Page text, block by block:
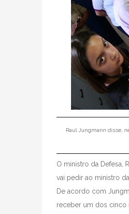
Raul Jungmann disse,
O ministro da Defesa,
vai pedir ao ministro
De acordo com
receber um dos cinco